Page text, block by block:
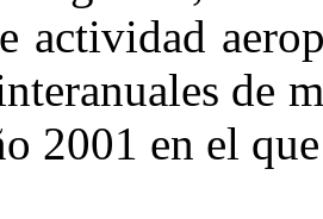
actividad
de
2001 en el